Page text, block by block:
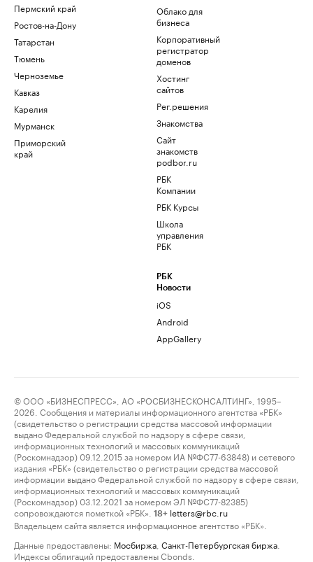
Пермский край
Ростов-на-Дону
Татарстан
Тюмень
Черноземье
Кавказ
Карелия
Мурманск
Приморский
край
Облако для
бизнеса
Корпоративный
регистратор
доменов
Хостинг
сайтов
Рег.решения
Знакомства
Сайт
знакомств
podbor.ru
РБК
Компании
РБК Курсы
Школа
управления
РБК
РБК
Новости
iOS
Android
AppGallery
© ООО «БИЗНЕСПРЕСС», АО «РОСБИЗНЕСКОНСАЛТИНГ», 1995–
2026. Сообщения и материалы информационного агентства «РБК»
(свидетельство о регистрации средства массовой информации
выдано Федеральной службой по надзору в сфере связи,
информационных технологий и массовых коммуникаций
(Роскомнадзор) 09.12.2015 за номером ИА №ФС77-63848) и сетевого
издания «РБК» (свидетельство о регистрации средства массовой
информации выдано Федеральной службой по надзору в сфере связи,
информационных технологий и массовых коммуникаций
(Роскомнадзор) 03.12.2021 за номером ЭЛ №ФС77-82385)
сопровождаются пометкой «РБК».
18+ letters@rbc.ru
Владельцем сайта является информационное агентство «РБК».
Данные предоставлены: Мосбиржа Санкт-Петербургская биржа
Индексы облигаций предоставлены Cbonds.